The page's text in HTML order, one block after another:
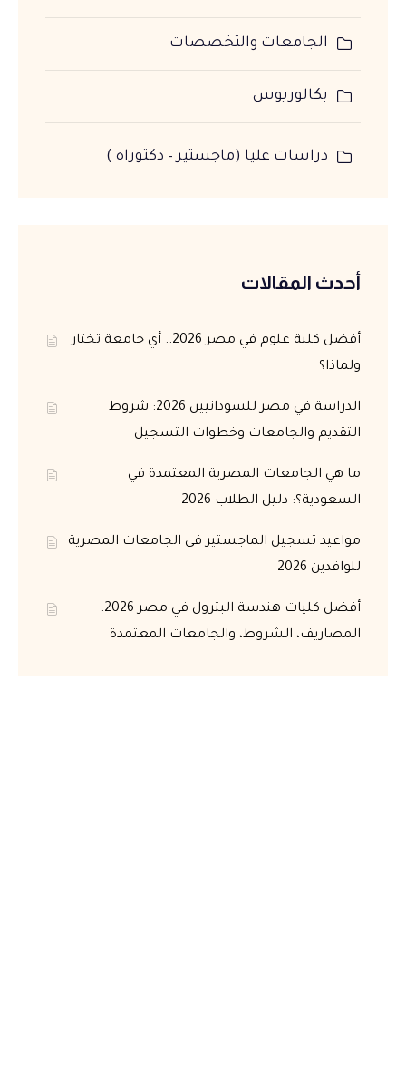
الجامعات والتخصصات
بكالوريوس
دراسات عليا (ماجستير – دكتوراه )
أحدث المقالات
أفضل كلية علوم في مصر 2026.. أي جامعة تختار
ولماذا؟
الدراسة في مصر للسودانيين 2026: شروط
التقديم والجامعات وخطوات التسجيل
ما هي الجامعات المصرية المعتمدة في
السعودية؟: دليل الطلاب 2026
مواعيد تسجيل الماجستير في الجامعات المصرية
للوافدين 2026
أفضل كليات هندسة البترول في مصر 2026:
المصاريف، الشروط، والجامعات المعتمدة